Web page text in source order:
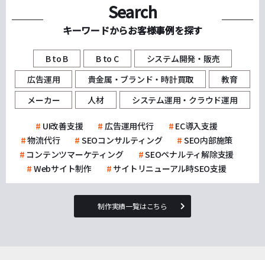
Search
キーワードからお客様事例を探す
B to B B to C
システム開発・販売
広告運用
貴金属・ブランド・時計買取
教育
メーカー
人材 システム運用・クラウド運用
UI改善支援 広告運用代行
EC導入支援
物流代行
SEOコンサルティング
SEO内部施策
コンテンツマーケティング
SEOペナルティ解除支援
Webサイト制作
サイトリニューアル時SEO支援
制作実績一覧はこちら